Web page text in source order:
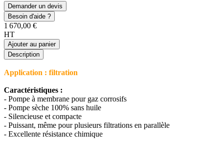
Demander un devis
Besoin d'aide ?
1 670,00 €
HT
Ajouter au panier
Description
Application : filtration
Caractéristiques :
- Pompe à membrane pour gaz corrosifs
- Pompe sèche 100% sans huile
- Silencieuse et compacte
- Puissant, même pour plusieurs filtrations en parallèle
- Excellente résistance chimique